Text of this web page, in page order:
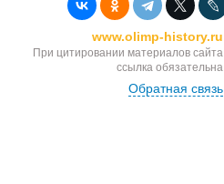
www.olimp-history.ru
При цитировании материалов сайта
ссылка обязательна
Обратная связь